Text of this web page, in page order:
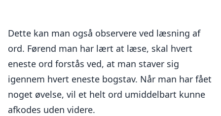
Dette kan man også observere ved læsning af
ord. Førend man har lært at læse, skal hvert
eneste ord forstås ved, at man staver sig
igennem hvert eneste bogstav. Når man har fået
noget øvelse, vil et helt ord umiddelbart kunne
afkodes uden videre.